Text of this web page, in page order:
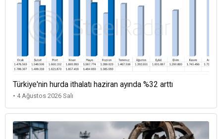
Türkiye'nin hurda ithalatı haziran ayında %32 arttı
• 4 Ağustos 2026 Salı